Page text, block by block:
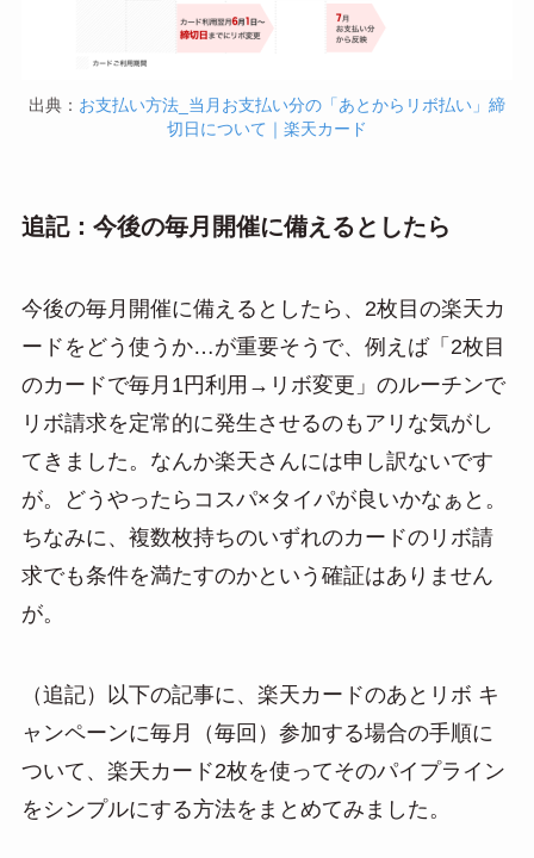
出典： お支払い方法_当月お支払い分の「あとからリボ払い」締
切日について｜楽天カード
追記：今後の毎月開催に備えるとしたら
今後の毎月開催に備えるとしたら、2枚目の楽天カ
ードをどう使うか…が重要そうで、例えば「2枚目
のカードで毎月1円利用→リボ変更」のルーチンで
リボ請求を定常的に発生させるのもアリな気がし
てきました。なんか楽天さんには申し訳ないです
が。どうやったらコスパ×タイパが良いかなぁと。
ちなみに、複数枚持ちのいずれのカードのリボ請
求でも条件を満たすのかという確証はありません
が。
（追記）以下の記事に、楽天カードのあとリボ キ
ャンペーンに毎月（毎回）参加する場合の手順に
ついて、楽天カード2枚を使ってそのパイプライン
をシンプルにする方法をまとめてみました。